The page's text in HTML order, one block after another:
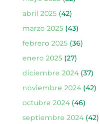
abril 2025(42)
marzo 2025(43)
febrero 2025(36)
enero 2025(27)
diciembre 2024(37)
noviembre 2024(42)
octubre 2024(46)
septiembre 2024(42)